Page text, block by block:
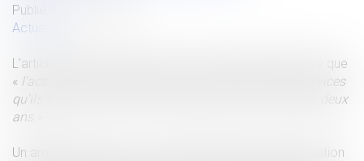
Publié le :
Actualités
L’article L 218-2 du code de la consommation dispose que
« l’action des professionnels, pour les biens ou les services
qu’ils fournissent aux consommateurs, se prescrit par deux
ans ».
Un arrêt récent de la cour de cassation (cour de cassation